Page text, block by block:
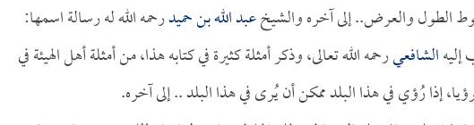
الطول والعرض.. إلى آخره والشيخعبد الله بن حميدرحمه الله له رسالة اسمها:
الشافعيرحمه الله تعالى، وذكر أمثلة كثيرة في كتابه هذا، من أمثلة أهل الهيئة في
إذا رُؤي في هذا البلد ممكن أن يُرى في هذا البلد .. إلى آخره.